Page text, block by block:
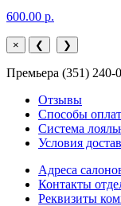
600.00 р.
× ❮ ❯
Премьера (351) 240-
Отзывы
Способы
Система
Условия
Адреса
Контакты
Реквизиты